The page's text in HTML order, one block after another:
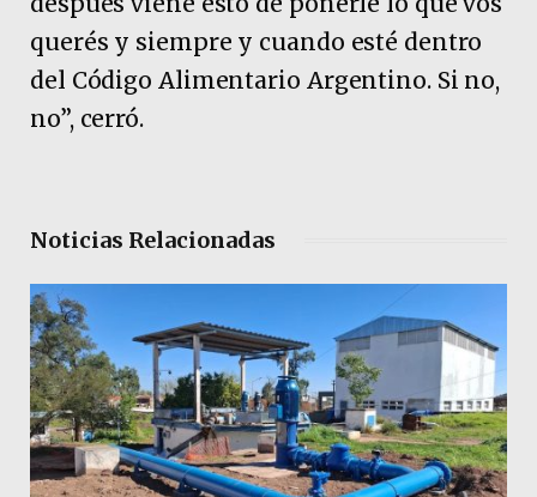
querés y siempre y cuando esté dentro
del Código Alimentario Argentino. Si no,
no”, cerró.
Noticias Relacionadas